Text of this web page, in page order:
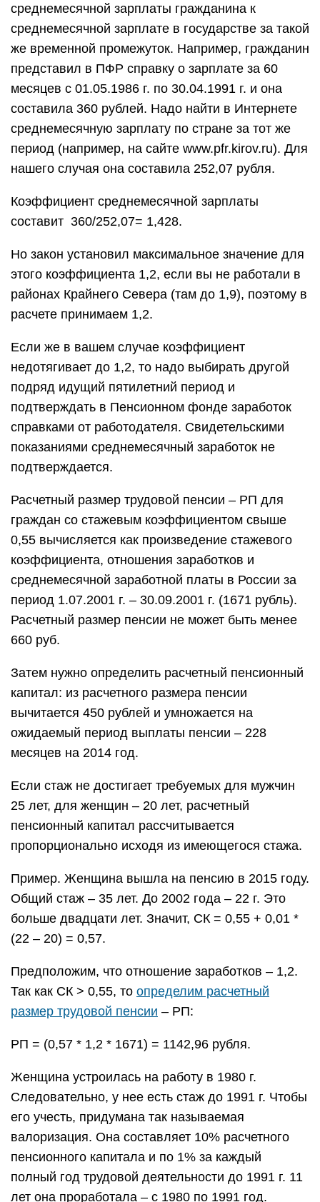
среднемесячной зарплаты гражданина к
среднемесячной зарплате в государстве за такой
же временной промежуток. Например, гражданин
представил в ПФР справку о зарплате за 60
месяцев с 01.05.1986 г. по 30.04.1991 г. и она
составила 360 рублей. Надо найти в Интернете
среднемесячную зарплату по стране за тот же
период (например, на сайте www.pfr.kirov.ru). Для
нашего случая она составила 252,07 рубля.
Коэффициент среднемесячной зарплаты
составит 360/252,07= 1,428.
Но закон установил максимальное значение для
этого коэффициента 1,2, если вы не работали в
районах Крайнего Севера (там до 1,9), поэтому в
расчете принимаем 1,2.
Если же в вашем случае коэффициент
недотягивает до 1,2, то надо выбирать другой
подряд идущий пятилетний период и
подтверждать в Пенсионном фонде заработок
справками от работодателя. Свидетельскими
показаниями среднемесячный заработок не
подтверждается.
Расчетный размер трудовой пенсии – РП для
граждан со стажевым коэффициентом свыше
0,55 вычисляется как произведение стажевого
коэффициента, отношения заработков и
среднемесячной заработной платы в России за
период 1.07.2001 г. – 30.09.2001 г. (1671 рубль).
Расчетный размер пенсии не может быть менее
660 руб.
Затем нужно определить расчетный пенсионный
капитал: из расчетного размера пенсии
вычитается 450 рублей и умножается на
ожидаемый период выплаты пенсии – 228
месяцев на 2014 год.
Если стаж не достигает требуемых для мужчин
25 лет, для женщин – 20 лет, расчетный
пенсионный капитал рассчитывается
пропорционально исходя из имеющегося стажа.
Пример. Женщина вышла на пенсию в 2015 году.
Общий стаж – 35 лет. До 2002 года – 22 г. Это
больше двадцати лет. Значит, СК = 0,55 + 0,01 *
(22 – 20) = 0,57.
Предположим, что отношение заработков – 1,2.
Так как СК > 0,55, то определим расчетный
размер трудовой пенсии – РП:
РП = (0,57 * 1,2 * 1671) = 1142,96 рубля.
Женщина устроилась на работу в 1980 г.
Следовательно, у нее есть стаж до 1991 г. Чтобы
его учесть, придумана так называемая
валоризация. Она составляет 10% расчетного
пенсионного капитала и по 1% за каждый
полный год трудовой деятельности до 1991 г. 11
лет она проработала – с 1980 по 1991 год.